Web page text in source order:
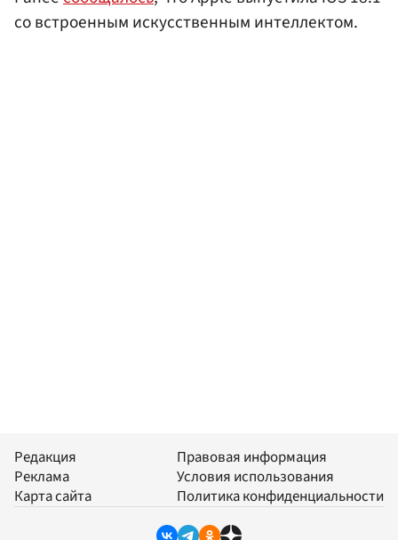
со встроенным искусственным интеллектом.
Редакция
Реклама
Карта сайта
Правовая информация
Условия использования
Политика конфиденциальности